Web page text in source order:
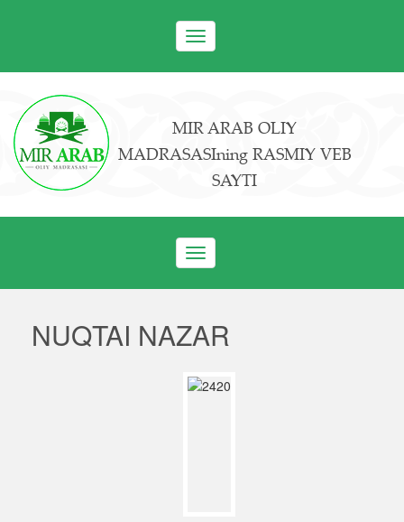
Toggle
navigation
MIR ARAB OLIY
MADRASASIning RASMIY VEB
SAYTI
Toggle
navigation
NUQTAI NAZAR